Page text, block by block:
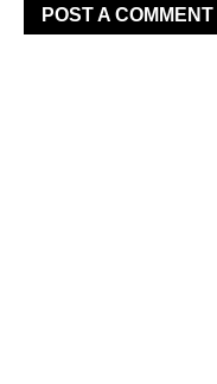
POST A COMMENT